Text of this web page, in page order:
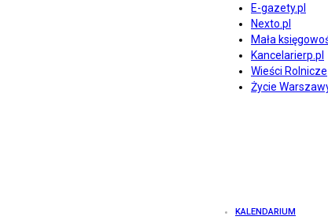
E-gazety.pl
Nexto.pl
Mała
Kancelarierp.pl
Wieści Rolnicze
Życie
KALENDARIUM